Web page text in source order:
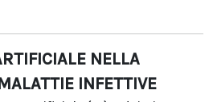
NELLA
INFETTIVE